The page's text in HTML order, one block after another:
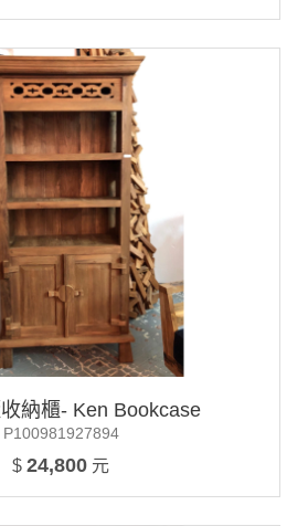
納櫃- Ken Bookcase
P100981927894
$ 24,800 元